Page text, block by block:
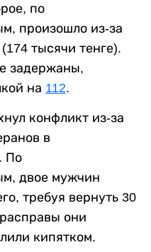
по
произошло из-за
тысячи тенге).
задержаны,
на 112.
конфликт из-за
в
По
двое мужчин
требуя вернуть 30
они
кипятком.